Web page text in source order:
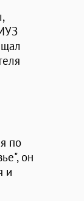
по
он
и